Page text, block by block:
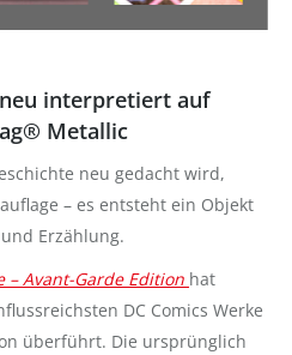
interpretiert auf
Metallic
neu gedacht wird,
– es entsteht ein Objekt
Erzählung.
– Avant-Garde Edition hat
DC Comics Werke
überführt. Die ursprünglich